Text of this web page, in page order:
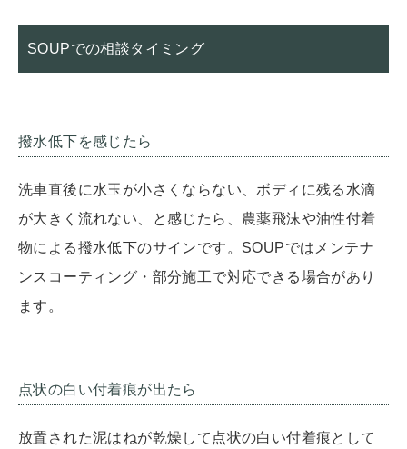
SOUPでの相談タイミング
撥水低下を感じたら
洗車直後に水玉が小さくならない、ボディに残る水滴
が大きく流れない、と感じたら、農薬飛沫や油性付着
物による撥水低下のサインです。SOUPではメンテナ
ンスコーティング・部分施工で対応できる場合があり
ます。
点状の白い付着痕が出たら
放置された泥はねが乾燥して点状の白い付着痕として